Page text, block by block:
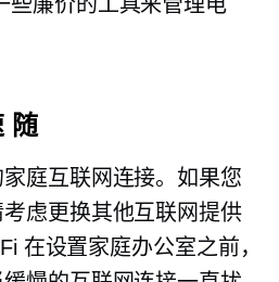
随
庭互联网连接。如果您
虑更换其他互联网提供
在设置家庭办公室之前，